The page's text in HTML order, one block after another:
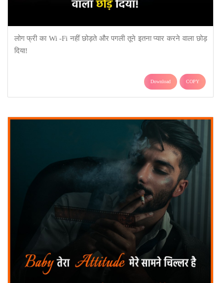
लोग फ्री का Wi -Fi नहीं छोड़ते और पगली तूने इतना प्यार करने वाला छोड़
दिया!
Download COPY